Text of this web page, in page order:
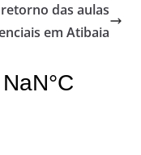
das aulas
em Atibaia